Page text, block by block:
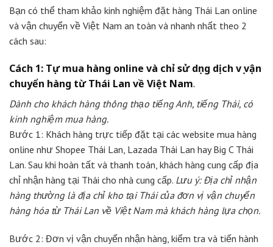
Bạn có thể tham khảo kinh nghiệm đặt hàng Thái Lan online
và vận chuyển về Việt Nam an toàn và nhanh nhất theo 2
cách sau:
Cách 1: Tự mua hàng online và chỉ sử dụng dịch vụ vận
chuyển hàng từ Thái Lan về Việt Nam.
Dành cho khách hàng thông thạo tiếng Anh, tiếng Thái, có
kinh nghiệm mua hàng.
Bước 1: Khách hàng trực tiếp đặt tại các website mua hàng
online như Shopee Thái Lan, Lazada Thái Lan hay Big C Thái
Lan. Sau khi hoàn tất và thanh toán, khách hàng cung cấp địa
chỉ nhận hàng tại Thái cho nhà cung cấp. Lưu ý: Địa chỉ nhận
hàng thường là địa chỉ kho tại Thái của đơn vị vận chuyển
hàng hóa từ Thái Lan về Việt Nam mà khách hàng lựa chọn.
Bước 2: Đơn vị vận chuyển nhận hàng, kiểm tra và tiến hành